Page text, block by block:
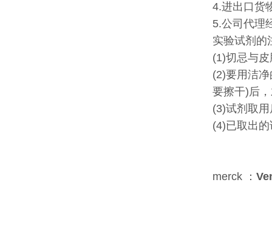
4.进出口货
5.公司代理
实验试剂的
(1)切忌与
(2)要用洁
要擦干)后
(3)试剂取
(4)已取出
merck ：